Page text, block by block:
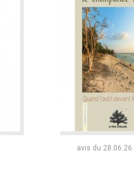
avis du 28.06.26